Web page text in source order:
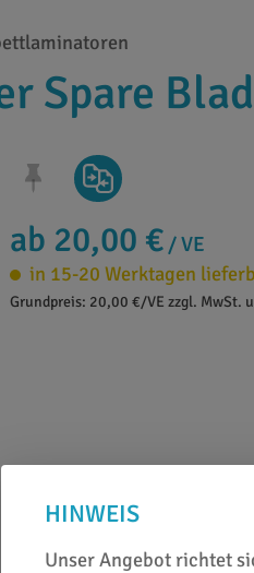
Spare
ab 20,00 € / VE
in 15-20 Werktagen
Grundpreis: 20,00 €/VE zzgl. MwSt.
HINWEIS
Unser Angebot richtet